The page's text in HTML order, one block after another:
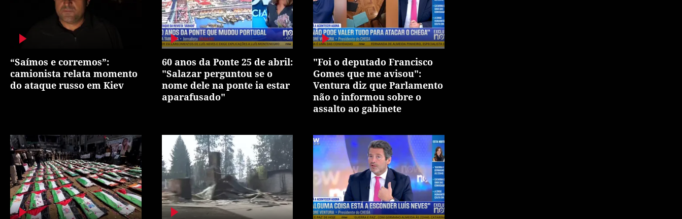
“Saímos e corremos”:
camionista relata momento
do ataque russo em Kiev
60 anos da Ponte 25 de abril:
"Salazar perguntou se o
nome dele na ponte ia estar
aparafusado"
"Foi o deputado Francisco
Gomes que me avisou":
Ventura diz que Parlamento
não o informou sobre o
assalto ao gabinete